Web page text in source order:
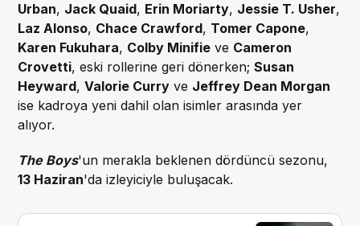
Urban, Jack Quaid, Erin Moriarty, Jessie T. Usher,
Laz Alonso, Chace Crawford, Tomer Capone,
Karen Fukuhara, Colby Minifie ve Cameron
Crovetti, eski rollerine geri dönerken;Susan
Heyward,Valorie Curry ve Jeffrey Dean Morgan
ise kadroya yeni dahil olan isimler arasında yer
alıyor.
The Boys'un merakla beklenen dördüncü sezonu,
13 Haziran'da izleyiciyle buluşacak.